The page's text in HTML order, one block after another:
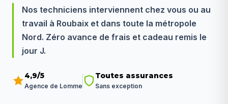
Nos techniciens interviennent chez vous ou au
travail à Roubaix et dans toute la métropole
Nord. Zéro avance de frais et cadeau remis le
jour J.
4,9/5
Agence de Lomme
Toutes assurances
Sans exception